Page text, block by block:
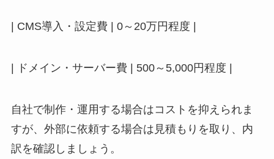
| CMS導入・設定費 | 0～20万円程度 |
| ドメイン・サーバー費 | 500～5,000円程度 |
自社で制作・運用する場合はコストを抑えられま
すが、外部に依頼する場合は見積もりを取り、内
訳を確認しましょう。